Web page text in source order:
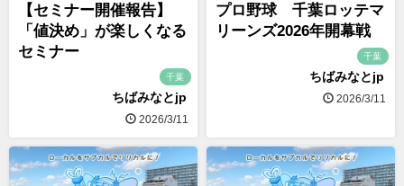
【セミナー開催報告】
「値決め」が楽しくなる
セミナー
千葉
ちばみなとjp
2026/3/11
プロ野球 千葉ロッテマ
リーンズ2026年開幕戦
千葉
ちばみなとjp
2026/3/11